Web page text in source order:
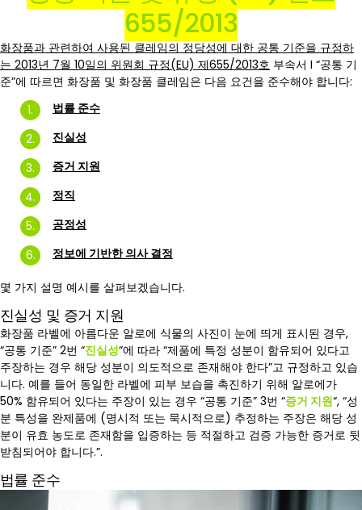
655/2013
화장품과 관련하여 사용된 클레임의 정당성에 대한 공통 기준을 규정하
는 2013년 7월 10일의 위원회 규정(EU) 제655/2013호 부속서 I “공통 기
준”에 따르면 화장품 및 화장품 클레임은 다음 요건을 준수해야 합니다:
법률 준수
진실성
증거 지원
정직
공정성
정보에 기반한 의사 결정
몇 가지 설명 예시를 살펴보겠습니다.
진실성 및 증거 지원
화장품 라벨에 아름다운 알로에 식물의 사진이 눈에 띄게 표시된 경우,
“공통 기준” 2번 “진실성“에 따라 “제품에 특정 성분이 함유되어 있다고
주장하는 경우 해당 성분이 의도적으로 존재해야 한다”고 규정하고 있습
니다. 예를 들어 동일한 라벨에 피부 보습을 촉진하기 위해 알로에가
50% 함유되어 있다는 주장이 있는 경우 “공통 기준” 3번 “증거 지원“, “성
분 특성을 완제품에 (명시적 또는 묵시적으로) 추정하는 주장은 해당 성
분이 유효 농도로 존재함을 입증하는 등 적절하고 검증 가능한 증거로 뒷
받침되어야 합니다.”.
법률 준수